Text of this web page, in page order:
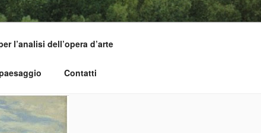
l’analisi dell’opera d’arte
Contatti